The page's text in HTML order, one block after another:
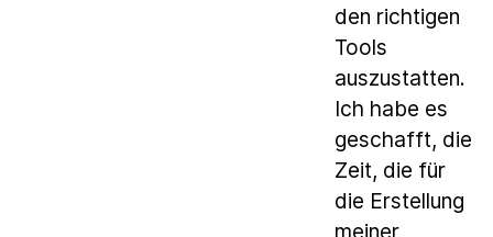
den richtigen
Tools
auszustatten.
Ich habe es
geschafft, die
Zeit, die für
die Erstellung
meiner